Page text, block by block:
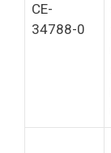
CE-
34788-0